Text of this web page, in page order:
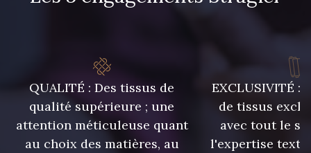
42 - Cayenne
44 - Bleu Jeans clair 45 - Menthe
QUALITÉ : Des tissus de
qualité supérieure ; une
attention méticuleuse quant
au choix des matières, au
EXCLUSIVITÉ :
de tissus
avec tout le
l'expertise